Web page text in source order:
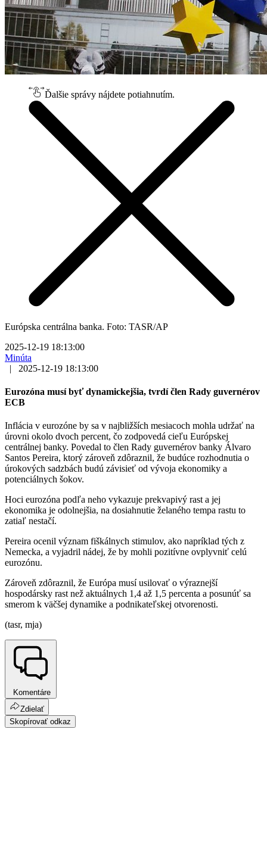
Ďalšie správy nájdete potiahnutím.
Európska centrálna banka. Foto: TASR/AP
2025-12-19 18:13:00
Minúta
|
2025-12-19 18:13:00
Eurozóna musí byť dynamickejšia, tvrdí člen Rady guvernérov
ECB
Inflácia v eurozóne by sa v najbližších mesiacoch mohla udržať na
úrovni okolo dvoch percent, čo zodpovedá cieľu Európskej
centrálnej banky. Povedal to člen Rady guvernérov banky Álvaro
Santos Pereira, ktorý zároveň zdôraznil, že budúce rozhodnutia o
úrokových sadzbách budú závisieť od vývoja ekonomiky a
potenciálnych šokov.
Hoci eurozóna podľa neho vykazuje prekvapivý rast a jej
ekonomika je odolnejšia, na dosiahnutie želaného tempa rastu to
zatiaľ nestačí.
Pereira ocenil význam fiškálnych stimulov, ako napríklad tých z
Nemecka, a vyjadril nádej, že by mohli pozitívne ovplyvniť celú
eurozónu.
Zároveň zdôraznil, že Európa musí usilovať o výraznejší
hospodársky rast než aktuálnych 1,4 až 1,5 percenta a posunúť sa
smerom k väčšej dynamike a podnikateľskej otvorenosti.
(tasr, mja)
Komentáre
Zdielať
Skopírovať odkaz